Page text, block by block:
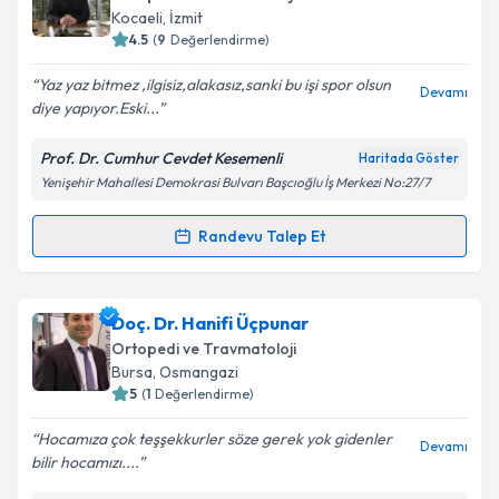
takvim hazırlandığında e-posta ile bilgilendireceğiz.
Kişisel verilerimin işlenmesine ilişkin
Aydınlatma
Metni'ni okudum ve kişisel verilerimin belirtilen
kapsamda işlenmesini kabul ediyorum.
Kocaeli, İzmit
4.5 (9 Değerlendirme)
Yaz yaz bitmez ,ilgisiz,alakasız,sanki bu işi spor olsun
diye yapıyor.Eski...
Devamı
Prof. Dr. Cumhur Cevdet Kesemenli Haritada Göster
Yenişehir Mahallesi Demokrasi Bulvarı Başcıoğlu İş Merkezi No:27/7
Randevu Talep Et
Randevu Takvimi Talebi
Prof. Dr. Cumhur Cevdet Kesemenli
takvimi talebi oluşturun. Size bu uzmandan randevu
almanız için bir takvim hazırlandığında e-posta ile
bilgilendireceğiz.
E-posta Adresiniz
Doç. Dr. Hanifi Üçpunar
Ortopedi ve Travmatoloji
Bursa, Osmangazi
5 (1 Değerlendirme)
Hocamıza çok teşşekkurler söze gerek yok gidenler
bilir hocamızı....
Devamı